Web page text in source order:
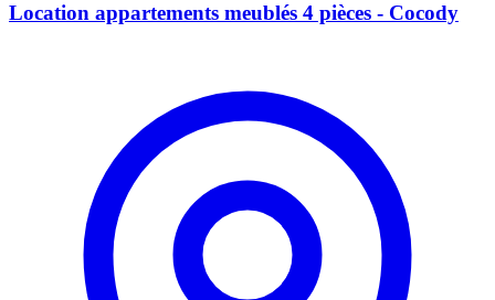
Location appartements meublés 4 pièces - Cocody